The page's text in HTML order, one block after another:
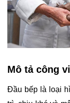
Mô tả công
Đầu bếp là loại